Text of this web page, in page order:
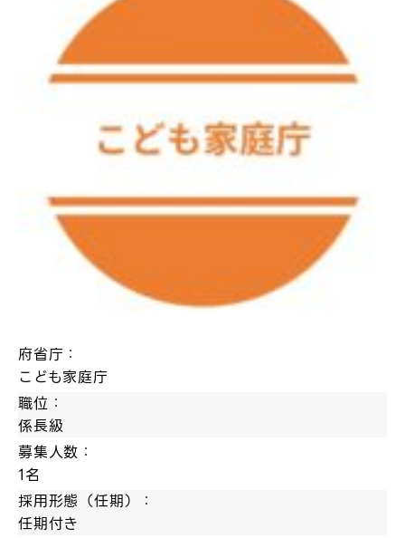
府省庁：
こども家庭庁
職位：
係長級
募集人数：
1名
採用形態（任期）：
任期付き